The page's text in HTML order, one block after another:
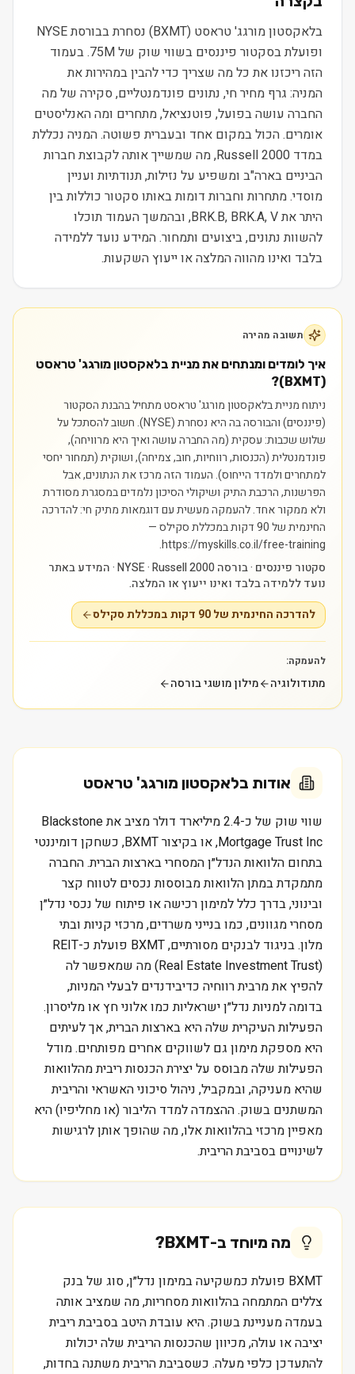
בלאקסטון מורגג' טראסט (BXMT) נסחרת בבורסת NYSE
ופועלת בסקטור פיננסים בשווי שוק של 75M. בעמוד
הזה ריכזנו את כל מה שצריך כדי להבין במהירות את
המניה: גרף מחיר חי, נתונים פונדמנטליים, סקירה של מה
החברה עושה בפועל, פוטנציאל, מתחרים ומה האנליסטים
אומרים. הכול במקום אחד ובעברית פשוטה. המניה נכללת
במדד Russell 2000, מה שמשייך אותה לקבוצת חברות
הביניים בארה"ב ומשפיע על נזילות, תנודתיות ועניין
מוסדי. מתחרות וחברות דומות באותו סקטור כוללות בין
היתר את BRK.B, BRK.A, V, ובהמשך העמוד תוכלו
להשוות נתונים, ביצועים ותמחור. המידע נועד ללמידה
בלבד ואינו מהווה המלצה או ייעוץ השקעות.
תשובה מהירה
איך לומדים ומנתחים את מניית בלאקסטון מורגג' טראסט
(BXMT)?
ניתוח מניית בלאקסטון מורגג' טראסט מתחיל בהבנת הסקטור
(פיננסים) והבורסה בה היא נסחרת (NYSE). חשוב להסתכל על
שלוש שכבות: עסקית (מה החברה עושה ואיך היא מרוויחה),
פונדמנטלית (הכנסות, רווחיות, חוב, צמיחה), ושוקית (תמחור יחסי
למתחרים ולמדד הייחוס). העמוד הזה מרכז את הנתונים, אבל
הפרשנות, הרכבת התיק ושיקולי הסיכון נלמדים במסגרת מסודרת
ולא ממקור אחד.להעמקה מעשית עם דוגמאות מתיק חי: להדרכה
החינמית של 90 דקות במכללת סקילס —
https://myskills.co.il/free-training.
סקטור פיננסים · בורסה NYSE · Russell 2000 · המידע באתר
נועד ללמידה בלבד ואינו ייעוץ או המלצה.
להדרכה החינמית של 90 דקות במכללת סקילס
להעמקה:
מתודולוגיה מילון מושגי בורסה
אודות בלאקסטון מורגג' טראסט
שווי שוק של כ-2.4 מיליארד דולר מציב את Blackstone
Mortgage Trust Inc, או בקיצור BXMT, כשחקן דומיננטי
בתחום הלוואות הנדל״ן המסחרי בארצות הברית. החברה
מתמקדת במתן הלוואות מבוססות נכסים לטווח קצר
ובינוני, בדרך כלל למימון רכישה או פיתוח של נכסי נדל״ן
מסחרי מגוונים, כמו בנייני משרדים, מרכזי קניות ובתי
מלון. בניגוד לבנקים מסורתיים, BXMT פועלת כ-REIT
(Real Estate Investment Trust) מה שמאפשר לה
להפיץ את מרבית רווחיה כדיבידנדים לבעלי המניות,
בדומה למניות נדל״ן ישראליות כמו אלוני חץ או מליסרון.
הפעילות העיקרית שלה היא בארצות הברית, אך לעיתים
היא מספקת מימון גם לשווקים אחרים מפותחים. מודל
הפעילות שלה מבוסס על יצירת הכנסות ריבית מהלוואות
שהיא מעניקה, ובמקביל, ניהול סיכוני האשראי והריבית
המשתנים בשוק. ההצמדה למדד הליבור (או מחליפיו) היא
מאפיין מרכזי בהלוואות אלו, מה שהופך אותן לרגישות
לשינויים בסביבת הריבית.
מה מיוחד ב-BXMT
?
BXMT פועלת כמשקיעה במימון נדל״ן, סוג של בנק
צללים המתמחה בהלוואות מסחריות, מה שמציב אותה
בעמדה מעניינת בשוק. היא עובדת היטב בסביבת ריבית
יציבה או עולה, מכיוון שהכנסות הריבית שלה יכולות
להתעדכן כלפי מעלה. כשסביבת הריבית משתנה בחדות,